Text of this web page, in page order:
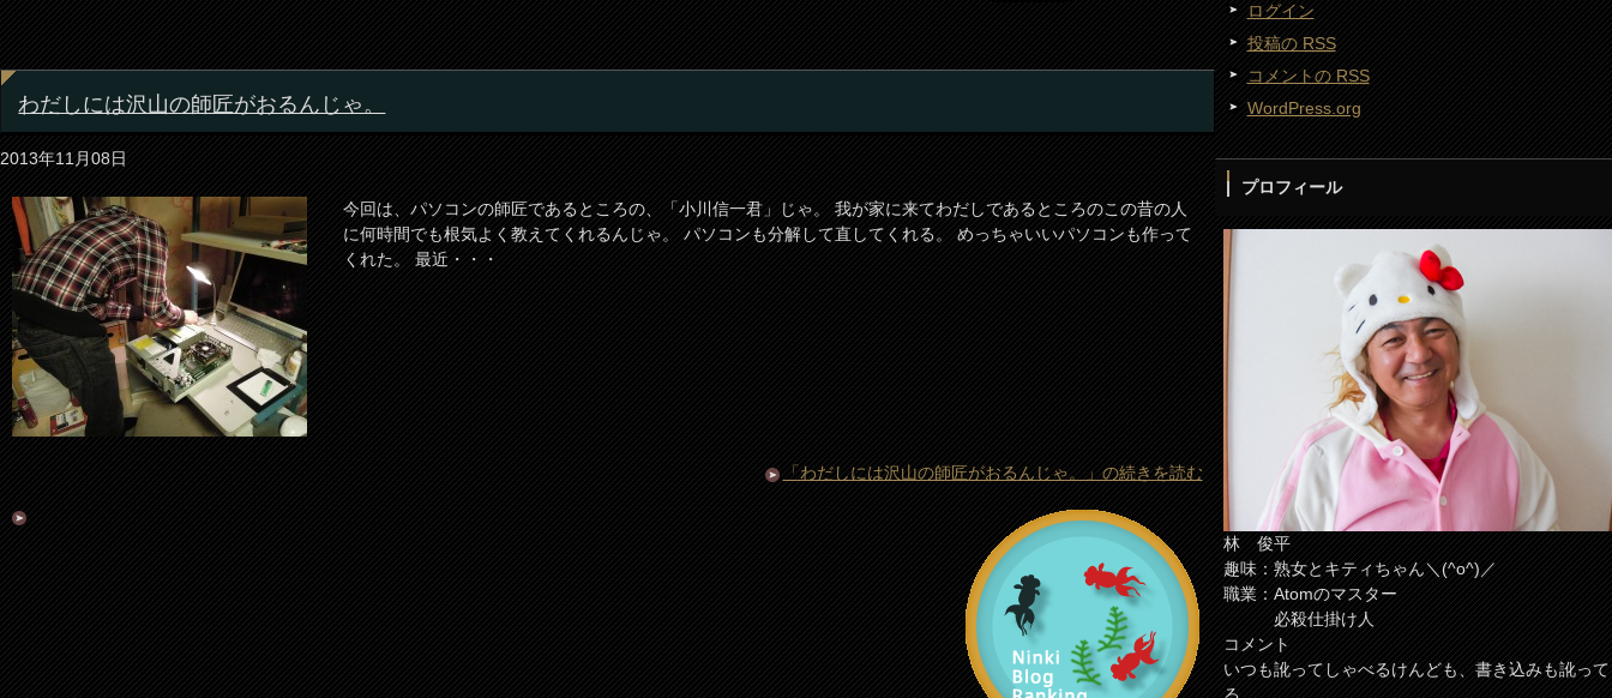
わだしには沢山の師匠がおるんじゃ。
2013年11月08日
今回は、パソコンの師匠であるところの、「小川信一君」じゃ。 我が家に来てわだしであるところのこの昔の人
に何時間でも根気よく教えてくれるんじゃ。 パソコンも分解して直してくれる。 めっちゃいいパソコンも作って
くれた。 最近・・・
「わだしには沢山の師匠がおるんじゃ。」の続きを読む
ログイン
投稿のRSS
コメントのRSS
WordPress.org
プロフィール
林 俊平
趣味：熟女とキティちゃん＼(^o^)／
職業：Atomのマスター
必殺仕掛け人
コメント
いつも訛ってしゃべるけんども、書き込みも訛って